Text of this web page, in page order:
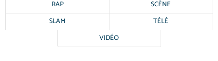
RAP
SCÈNE
SLAM
TÉLÉ
VIDÉO